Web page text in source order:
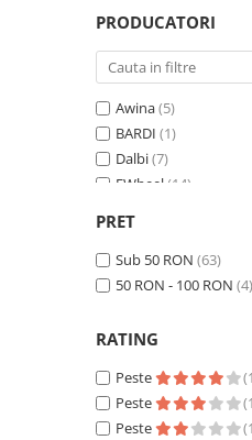
PIESE DE SCHIMB
Controllere
Incarcatoare
Toate accesoriile la Triciclete
Masini Electrice
Masina Electrica Arora
Masina Electrica 25 km/h
Masina Electrica 2 Locuri fara
PRODUCATORI
Awina(5)
BARDI (1)
Dalbi(7)
EWheel (14)
LSNR
ZTECH (7)
PRET
Sub 50 RON (63)
50 RON - 100 RON (4)
RATING
Peste
Peste
Peste